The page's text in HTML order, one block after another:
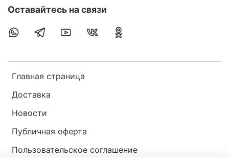
Главная страница
Доставка
Новости
Публичная оферта
Пользовательское соглашение
Оставайтесь на связи